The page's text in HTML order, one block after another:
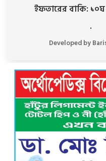
আসর
নতুন
ইফতারের বাকি:
.
Developed by